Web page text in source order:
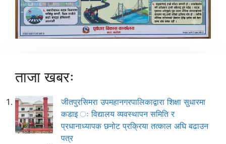
ताजा खबरः
जीतपुरसिमरा उपमहानगरपालिकाद्वारा शिक्षा सुधारमा
कडाइ ः विद्यालय व्यवस्थापन समिति र
प्रधानाध्यापक छनोट प्रक्रिया तत्काल अघि बढाउन
पत्र